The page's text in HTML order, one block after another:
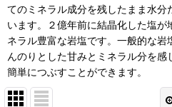
てのミネラル成分を残したまま水分
います。２億年前に結晶化した塩が
ネラル豊富な岩塩です。一般的な
んのりとした甘みとミネラル分を
簡単につぶすことができます。